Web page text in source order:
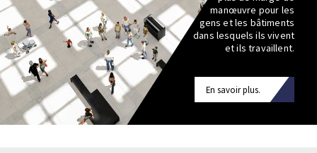
manœuvre pour les
gens et les bâtiments
dans lesquels ils vivent
et ils travaillent.
En savoir plus.